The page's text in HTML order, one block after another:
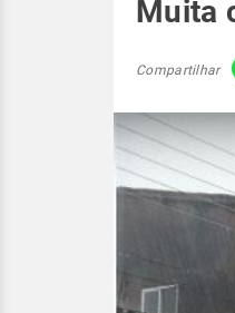
Muita
Compartilhar